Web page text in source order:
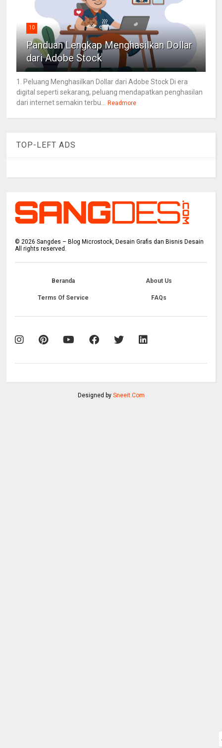
10
Panduan Lengkap Menghasilkan Dollar
dari Adobe Stock
1. Peluang Menghasilkan Dollar dari Adobe Stock Di era
digital seperti sekarang, peluang mendapatkan penghasilan
dari internet semakin terbu...
Readmore
TOP-LEFT ADS
© 2026 Sangdes – Blog Microstock, Desain Grafis dan Bisnis Desain
All rights reserved.
Beranda About Us
Terms Of Service FAQs
Designed by Sneeit.Com